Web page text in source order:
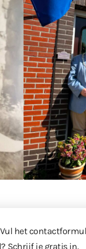
het
Schrijf je gratis in.